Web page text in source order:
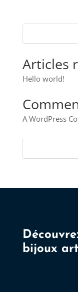
Articles
Hello world!
A WordPress
bijoux